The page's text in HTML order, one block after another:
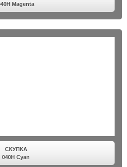
Magenta
СКУПКА
040H Cyan